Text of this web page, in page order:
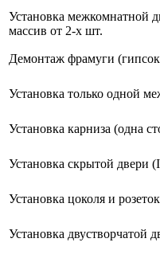
Установка межкомнатной
массив от 2-х шт.
Демонтаж фрамуги
Установка только одной
Установка карниза (одна
Установка скрытой двери
Установка цоколя и
Установка двустворчатой